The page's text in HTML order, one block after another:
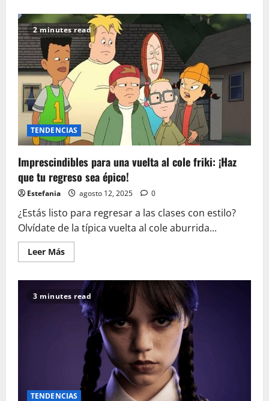
Top
12
Coleccionables
de
videojuegos
en
2025
2 minutes read
TENDENCIAS
Imprescindibles para una vuelta al cole friki: ¡Haz
que tu regreso sea épico!
Estefania agosto 12, 2025 0
¿Estás listo para regresar a las clases con estilo?
Olvídate de la típica vuelta al cole aburrida...
Leer MásLeer
más
Imprescindibles
para
una
vuelta
regreso
épico!
3 minutes read
TENDENCIAS